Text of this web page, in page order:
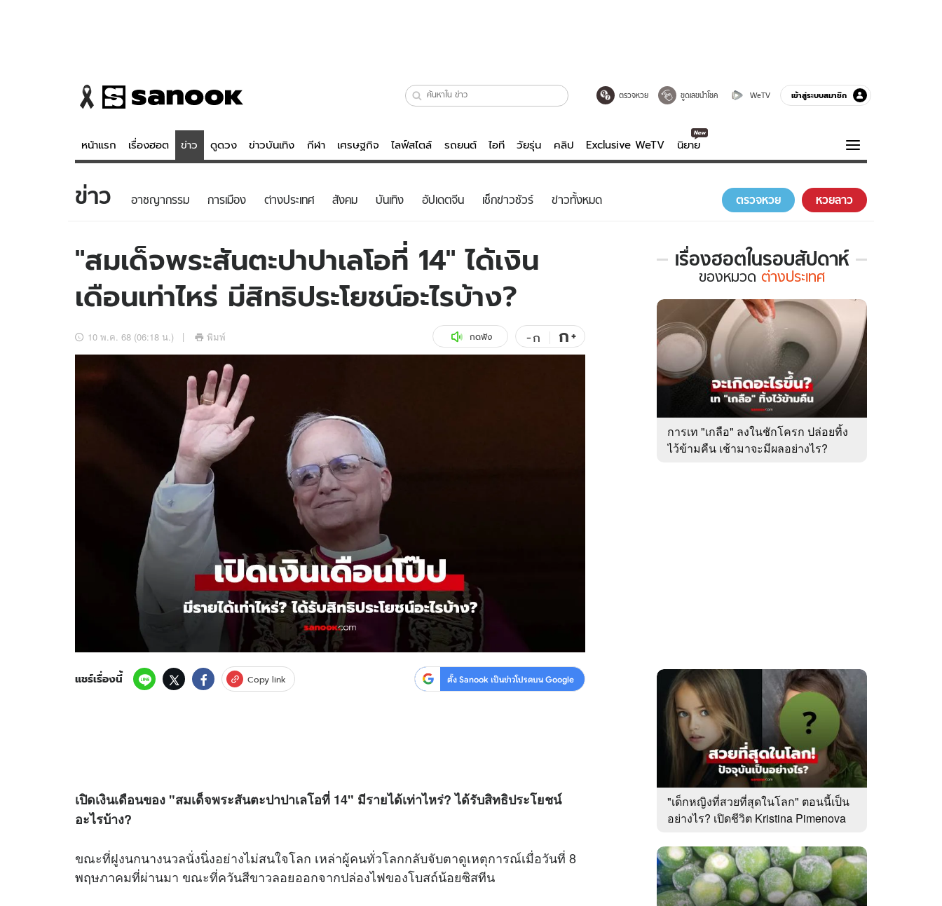
ตรวจหวย ขูดเลขนำโชค WeTV เข้าสู่ระบบสมาชิก
หน้าแรก เรื่องฮอต ข่าว ดูดวง ข่าวบันเทิง กีฬา เศรษฐกิจ ไลฟ์สไตล์ รถยนต์ ไอที วัยรุ่น คลิป Exclusive WeTV นิยาย
ข่าว
ข่าวบันเทิง
ข่าวกีฬา
ข่าวเศรษฐกิจ
อัปเดตจีน
เช็กข่าวชัวร์
ดูดวง - ตรวจหวย
สถิติหวยไทย
หวยลาว
ไลฟ์สไตล์
วัยรุ่น
ไอที
รถยนต์
สุขภาพ
เที่ยว-กิน
บันเทิงครบรส
ดูทีวี
WeTV
ความรู้รอบตัว
ฮาวทู
ดาวน์โหลดสนุกแอปฟรี ติดตามสนุกโซเชียลได้ที่
บริษัท อิมเมจ ฟิวเจอร์ (ประเทศไทย) จำกัด
ข่าว อาชญากรรม การเมือง ต่างประเทศ สังคม บันเทิง อัปเดตจีน เช็กข่าวชัวร์ ข่าวทั้งหมด ตรวจหวย หวยลาว
"สมเด็จพระสันตะปาปาเลโอที่ 14" ได้เงิน
เดือนเท่าไหร่ มีสิทธิประโยชน์อะไรบ้าง?
10 พ.ค. 68 (06:18 น.) พิมพ์ กดฟัง -ก ก+
แชร์เรื่องนี้ Copy link ตั้ง Sanook เป็นข่าวโปรดบน Google
เปิดเงินเดือนของ "สมเด็จพระสันตะปาปาเลโอที่ 14" มีรายได้เท่าไหร่? ได้รับสิทธิประโยชน์
อะไรบ้าง?
ขณะที่ฝูงนกนางนวลนั่งนิ่งอย่างไม่สนใจโลก เหล่าผู้คนทั่วโลกกลับจับตาดูเหตุการณ์เมื่อวันที่ 8
พฤษภาคมที่ผ่านมา ขณะที่ควันสีขาวลอยออกจากปล่องไฟของโบสถ์น้อยซิสทีน
เรื่องฮอตในรอบสัปดาห์
เรื่อง
ใน
รอบ
สัปดาห์
ของ
ต่าง
ประเทศ
ของหมวด ต่างประเทศ
การเท "เกลือ" ลงในชักโครก ปล่อยทิ้ง
ไว้ข้ามคืน เช้ามาจะมีผลอย่างไร?
"เด็กหญิงที่สวยที่สุดในโลก" ตอนนี้เป็น
อย่างไร? เปิดชีวิต Kristina Pimenova